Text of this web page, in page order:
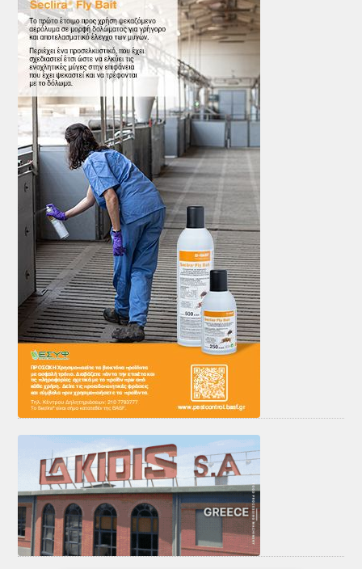
ΤΟ ΠΕΡΙΟΔΙΚΟ
Profile
ΑΡΧΕΙΟ ΤΕΥΧΩΝ
ΣΥΝΕΔΡΙΟ ΚΡΕΑΤΟΣ